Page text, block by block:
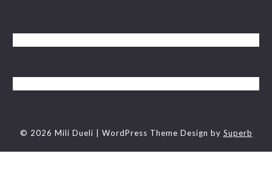
© 2026 Mili Dueli | WordPress Theme Design by Superb